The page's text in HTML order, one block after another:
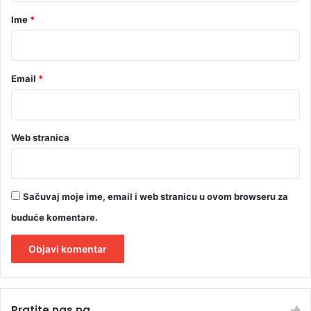
rIme *
Email *
Web stranica
Sačuvaj moje ime, email i web stranicu u ovom browseru za
buduće komentare.